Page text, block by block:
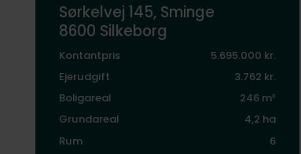
Sørkelvej 145, Sminge
8600 Silkeborg
Kontantpris
5.695.000 kr.
Ejerudgift
3.762 kr.
Boligareal
246 m²
Grundareal
4,2 ha
Rum
6